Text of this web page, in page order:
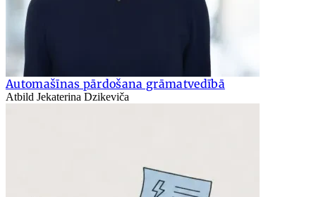
Automašīnas pārdošana grāmatvedībā
Atbild Jekaterina Dzikeviča